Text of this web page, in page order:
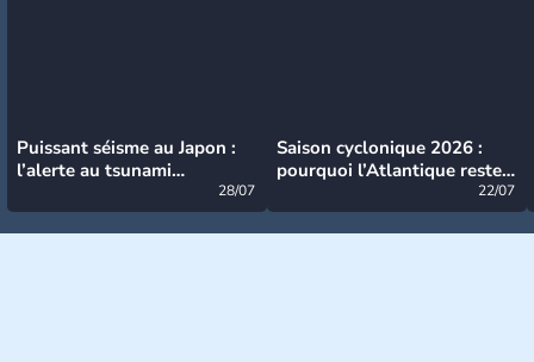
Puissant séisme au Japon :
l’alerte au tsunami
28/07
Saison cyclonique 2026 :
pourquoi l’Atlantique reste
22/07